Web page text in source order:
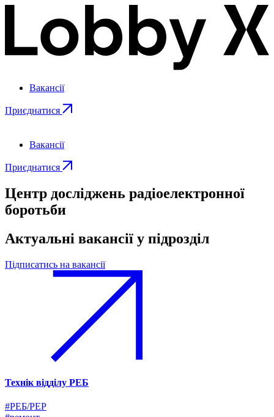
Вакансії
Приєднатися
Вакансії
Приєднатися
Центр досліджень радіоелектронної
боротьби
Актуальні вакансії у підрозділ
Підписатись на вакансії
Технік відділу РЕБ
#РЕБ/РЕР